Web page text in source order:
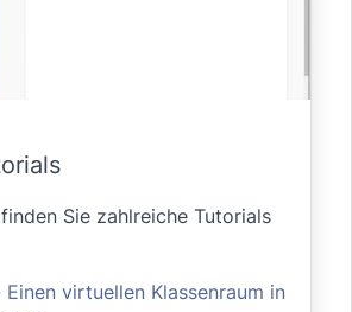
Sie zahlreiche Tutorials
virtuellen Klassenraum in